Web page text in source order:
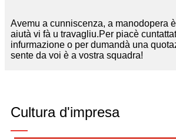
Avemu a cunniscenza, a manodopera
aiutà vi fà u travagliu.Per piacè
infurmazione o per dumandà una
sente da voi è a vostra squadra!
Cultura d'impresa